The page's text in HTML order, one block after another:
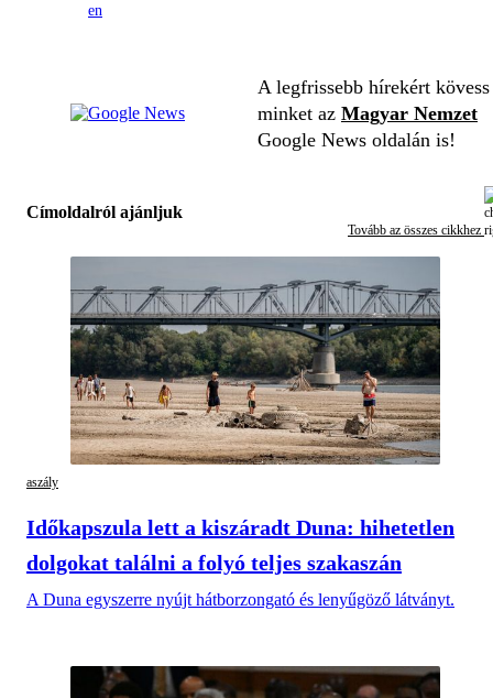
en
A legfrissebb hírekért kövess
minket az Magyar Nemzet
Google News oldalán is!
Címoldalról ajánljuk
Tovább az összes cikkhez
aszály
Időkapszula lett a kiszáradt Duna: hihetetlen
dolgokat találni a folyó teljes szakaszán
A Duna egyszerre nyújt hátborzongató és lenyűgöző látványt.